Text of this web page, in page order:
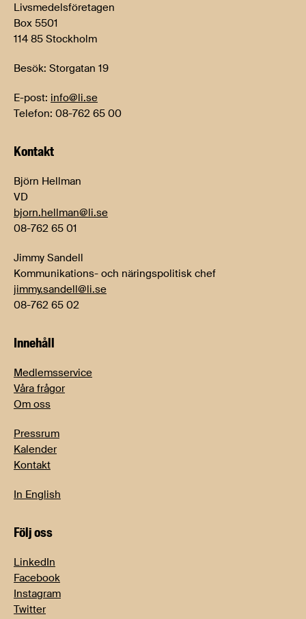
Livsmedelsföretagen
Box 5501
114 85 Stockholm
Besök: Storgatan 19
E-post: info@li.se
Telefon: 08-762 65 00
Kontakt
Björn Hellman
VD
bjorn.hellman@li.se
08-762 65 01
Jimmy Sandell
Kommunikations- och näringspolitisk chef
jimmy.sandell@li.se
08-762 65 02
Innehåll
Medlemsservice
Våra frågor
Om oss
Pressrum
Kalender
Kontakt
In English
Följ oss
LinkedIn
Facebook
Instagram
Twitter